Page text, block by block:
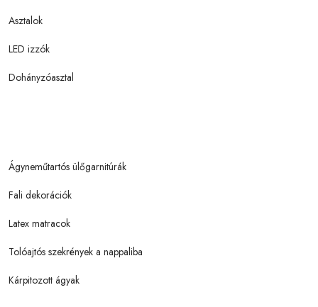
Asztalok
LED izzók
Dohányzóasztal
Ágyneműtartós ülőgarnitúrák
Fali dekorációk
Latex matracok
Tolóajtós szekrények a nappaliba
Kárpitozott ágyak